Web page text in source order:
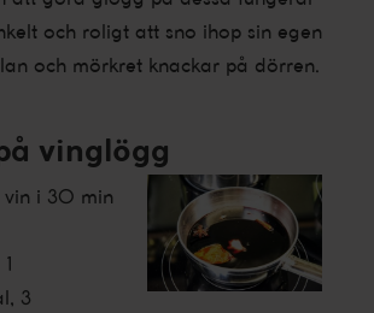
och roligt att sno ihop sin egen
och mörkret knackar på dörren.
vinglögg
i 30 min
3